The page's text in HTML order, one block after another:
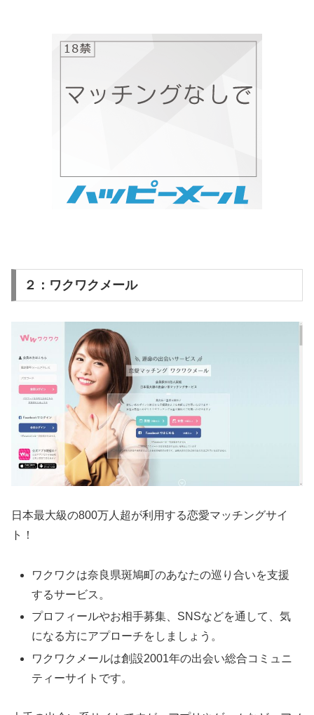
２：ワクワクメール
日本最大級の800万人超が利用する恋愛マッチングサイ
ト！
ワクワクは奈良県斑鳩町のあなたの巡り合いを支援
するサービス。
プロフィールやお相手募集、SNSなどを通して、気
になる方にアプローチをしましょう。
ワクワクメールは創設2001年の出会い総合コミュニ
ティーサイトです。